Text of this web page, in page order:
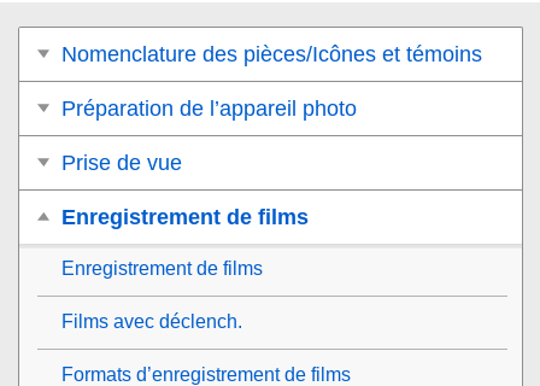
Nomenclature des pièces/Icônes et témoins
Préparation de l’appareil photo
Prise de vue
Enregistrement de films
Enregistrement de films
Films avec déclench.
Formats d’enregistrement de films